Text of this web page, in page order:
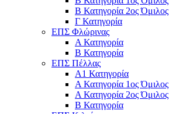
Β Κατηγορία 2ος Όμιλος
Γ Κατηγορία
ΕΠΣ Φλώρινας
Α Κατηγορία
Β Κατηγορία
ΕΠΣ Πέλλας
Α1 Κατηγορία
Α Κατηγορία 1ος Όμιλος
Α Κατηγορία 2ος Όμιλος
Β Κατηγορία